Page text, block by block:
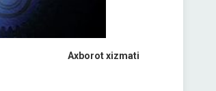
Axborot xizmati